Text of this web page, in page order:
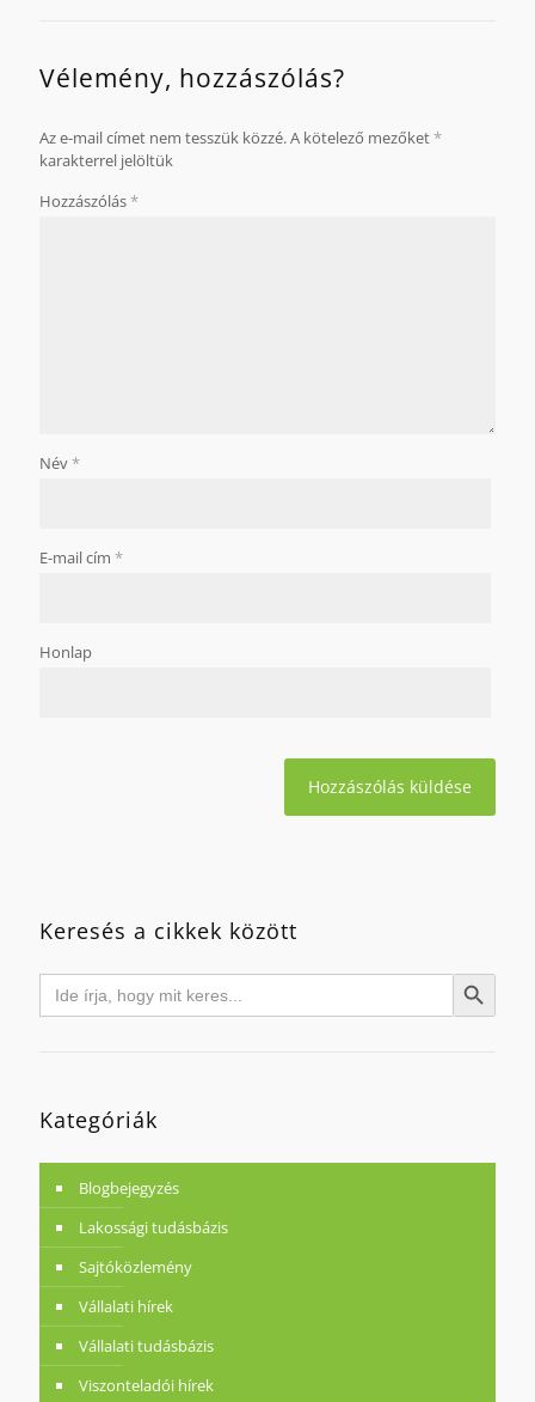
Vélemény, hozzászólás?
Az e-mail címet nem tesszük közzé.A kötelező mezőket*
karakterrel jelöltük
Hozzászólás*
Név*
E-mail cím *
Honlap
Keresés a cikkek között
Search
for: Search Button
Kategóriák
Blogbejegyzés
Lakossági tudásbázis
Sajtóközlemény
Vállalati hírek
Vállalati tudásbázis
Viszonteladói hírek